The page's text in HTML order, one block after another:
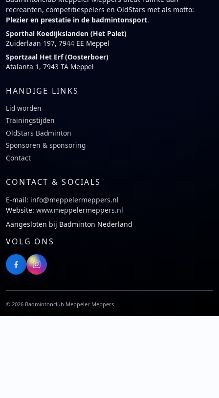
recreanten, competitiespelers en OldStars met als motto:
Plezier en prestatie in de badmintonsport.
Sporthal Koedijkslanden (Het Palet)
Zuiderlaan 197, 7944 EE Meppel
Sportzaal Het Erf (Oosterboer)
Atalanta 1, 7943 TA Meppel
HANDIGE LINKS
Lid worden
Trainingstijden
OldStars Badminton
Sponsoren & sponsoring
Contact
CONTACT & SOCIALS
E-mail: info@meppelermeppers.nl
Website: www.meppelermeppers.nl
Aangesloten bij Badminton Nederland
VOLG ONS
© 2026 Badmintonclub Meppeler Meppers.